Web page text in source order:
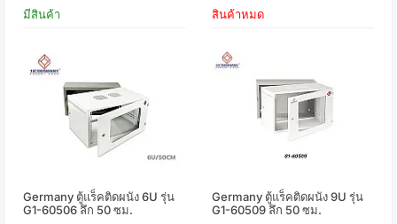
มีสินค้า สินค้าหมด
Germany ตู้แร็คติดผนัง 6U รุ่น
G1-60506 ลึก 50 ซม.
Germany ตู้แร็คติดผนัง 9U รุ่น
G1-60509 ลึก 50 ซม.